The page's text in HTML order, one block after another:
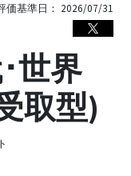
価基準日： 2026/07/31
世界
取型)